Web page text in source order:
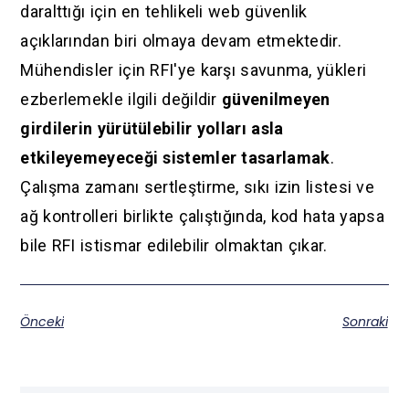
daralttığı için en tehlikeli web güvenlik
açıklarından biri olmaya devam etmektedir.
Mühendisler için RFI'ye karşı savunma, yükleri
ezberlemekle ilgili değildir güvenilmeyen
girdilerin yürütülebilir yolları asla
etkileyemeyeceği sistemler tasarlamak.
Çalışma zamanı sertleştirme, sıkı izin listesi ve
ağ kontrolleri birlikte çalıştığında, kod hata yapsa
bile RFI istismar edilebilir olmaktan çıkar.
Önceki Sonraki